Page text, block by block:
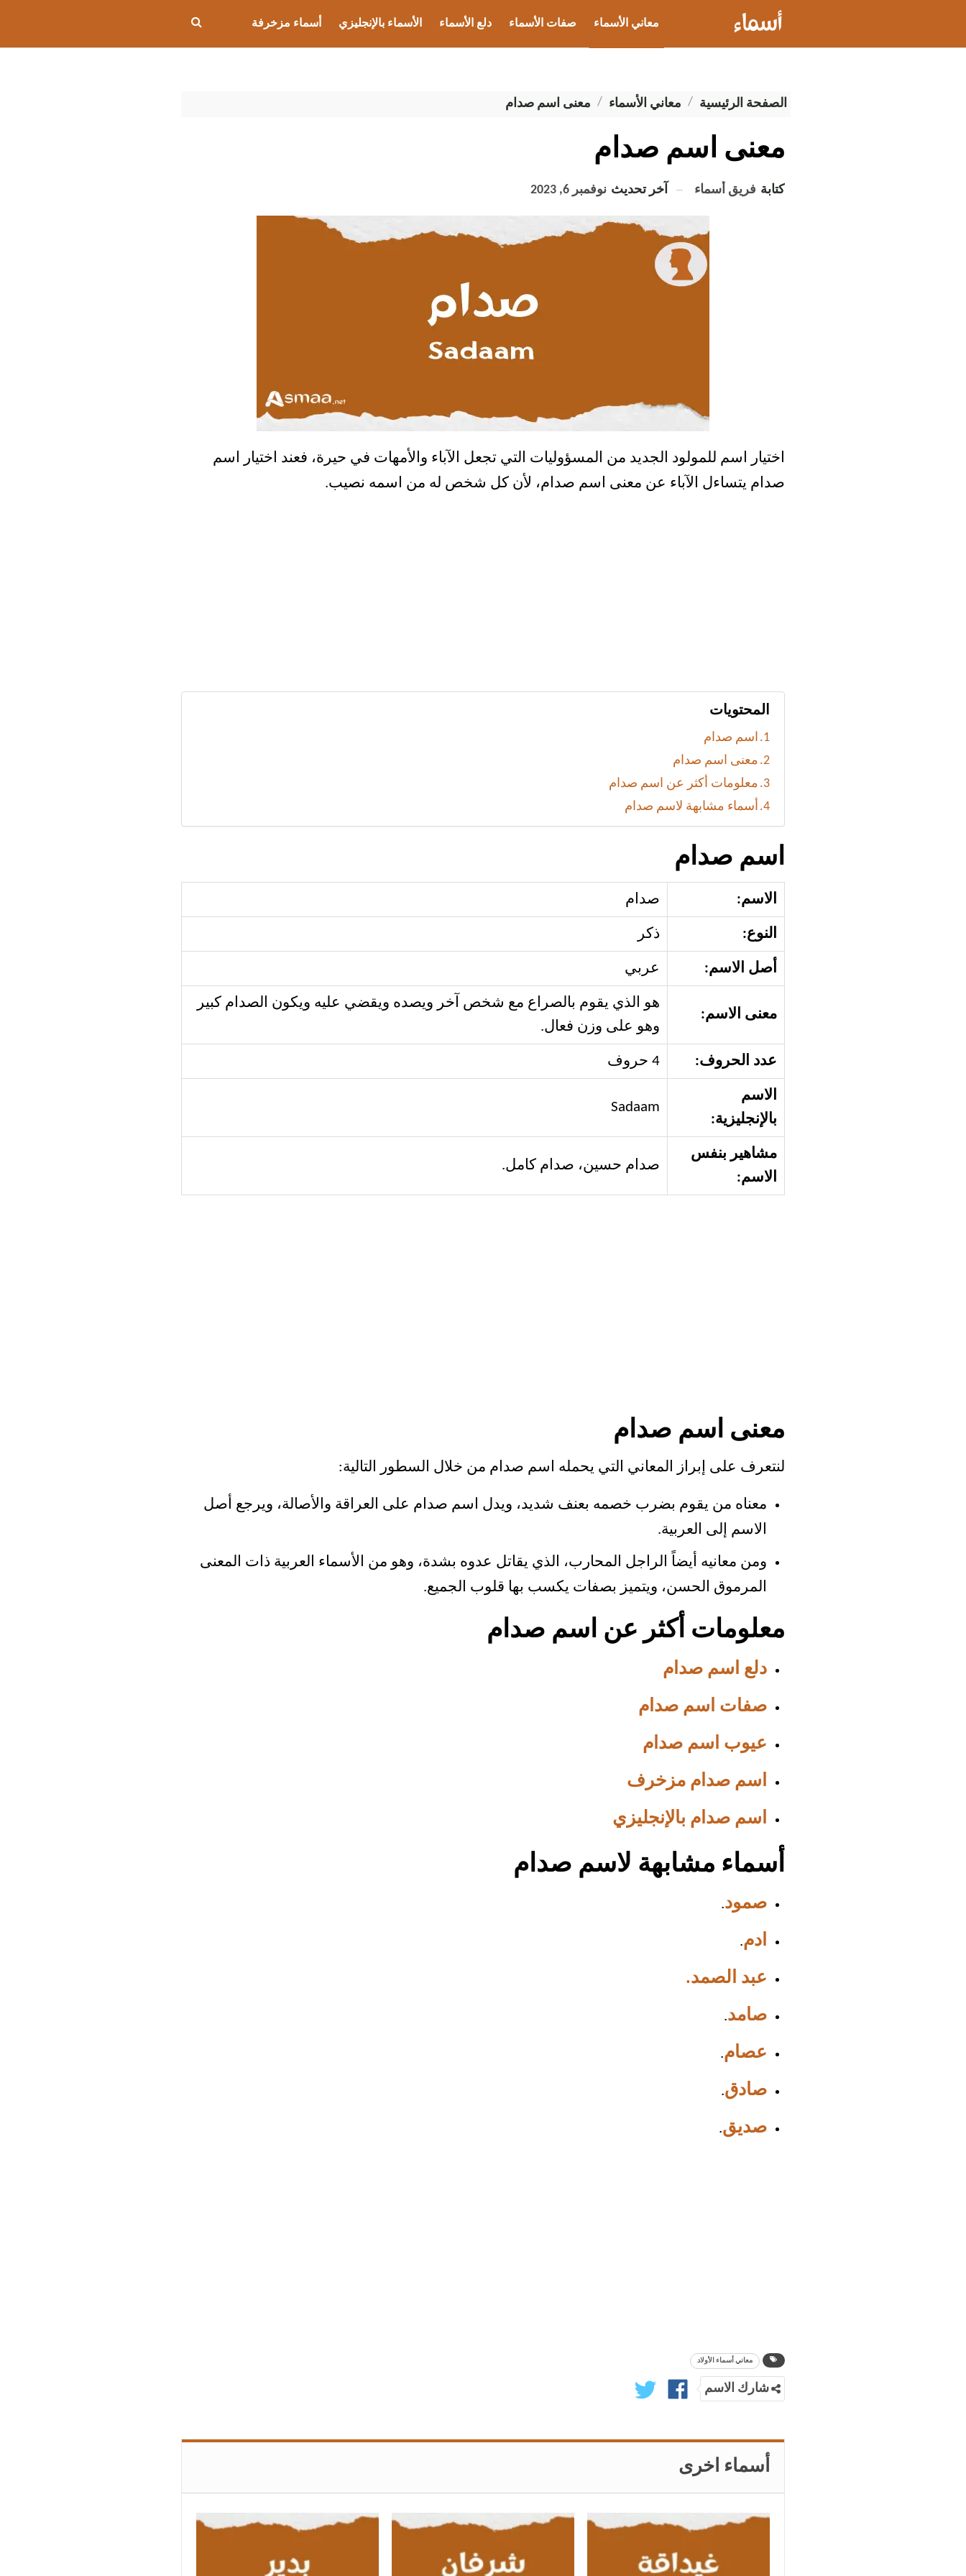
معاني الأسماء صفات الأسماء دلع الأسماء الأسماء بالإنجليزي أسماء مزخرفة
الصفحة الرئيسية معاني الأسماء معنى اسم صدام
معنى اسم صدام
كتابة فريق أسماء آخر تحديث نوفمبر 6, 2023
اختيار اسم للمولود الجديد من المسؤوليات التي تجعل الآباء والأمهات في حيرة، فعند اختيار اسم
صدام يتساءل الآباء عن معنى اسم صدام، لأن كل شخص له من اسمه نصيب.
المحتويات
اسم صدام
معنى اسم صدام
معلومات أكثر عن اسم صدام
أسماء مشابهة لاسم صدام
اسم صدام
الاسم: صدام
النوع: ذكر
أصل الاسم: عربي
معنى الاسم:
هو الذي يقوم بالصراع مع شخص آخر ويصده ويقضي عليه ويكون الصدام كبير
وهو على وزن فعال.
عدد الحروف: 4 حروف
الاسم
بالإنجليزية:
Sadaam
مشاهير بنفس
الاسم:
صدام حسين، صدام كامل.
معنى اسم صدام
لنتعرف على إبراز المعاني التي يحمله اسم صدام من خلال السطور التالية:
معناه من يقوم بضرب خصمه بعنف شديد، ويدل اسم صدام على العراقة والأصالة، ويرجع أصل
الاسم إلى العربية.
ومن معانيه أيضاً الراجل المحارب، الذي يقاتل عدوه بشدة، وهو من الأسماء العربية ذات المعنى
المرموق الحسن، ويتميز بصفات يكسب بها قلوب الجميع.
معلومات أكثر عن اسم صدام
دلع اسم صدام
صفات اسم صدام
عيوب اسم صدام
اسم صدام مزخرف
اسم صدام بالإنجليزي
أسماء مشابهة لاسم صدام
صمود.
ادم.
عبد الصمد.
صامد.
عصام.
صادق.
صديق.
معاني أسماء الأولاد
شارك الاسم
أسماء اخرى